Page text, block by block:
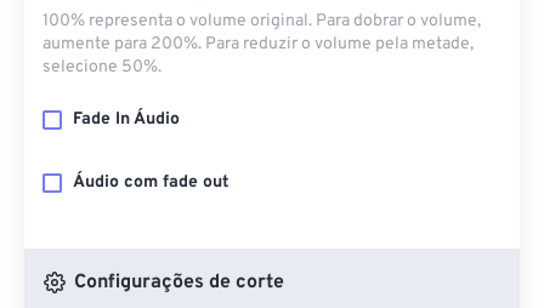
100% representa o volume original. Para dobrar o volume,
aumente para 200%. Para reduzir o volume pela metade,
selecione 50%.
Fade In Áudio
Áudio com fade out
Configurações de corte